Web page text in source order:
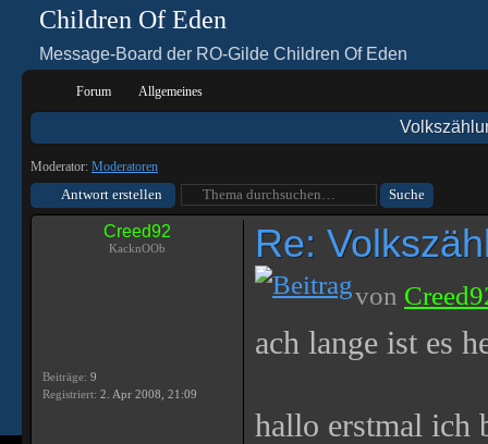
Children Of Eden
Message-Board der RO-Gilde Children Of Eden
Forum Allgemeines
Moderator: Moderatoren
Antwort erstellen
Creed92
KacknOOb
Beiträge: 9
Registriert: 2. Apr 2008, 21:09
Re:
von
ach lange ist es
hallo erstmal ich